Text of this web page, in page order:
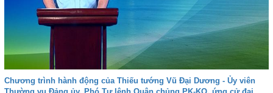
Chương trình hành động của Thiếu tướng Vũ Đại Dương - Ủy viên